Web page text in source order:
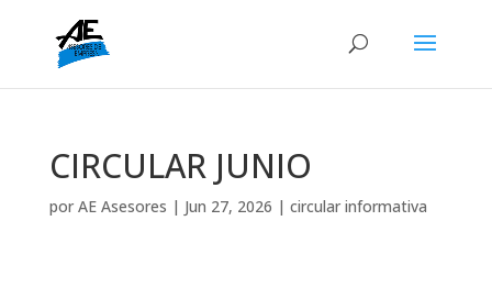
CIRCULAR JUNIO
por AE Asesores | Jun 27, 2026 | circular informativa